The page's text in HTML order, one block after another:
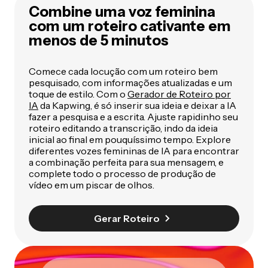
Combine uma voz feminina
com um roteiro cativante em
menos de 5 minutos
Comece cada locução com um roteiro bem
pesquisado, com informações atualizadas e um
toque de estilo. Com o Gerador de Roteiro por
IA da Kapwing, é só inserir sua ideia e deixar a IA
fazer a pesquisa e a escrita. Ajuste rapidinho seu
roteiro editando a transcrição, indo da ideia
inicial ao final em pouquíssimo tempo. Explore
diferentes vozes femininas de IA para encontrar
a combinação perfeita para sua mensagem, e
complete todo o processo de produção de
vídeo em um piscar de olhos.
Gerar Roteiro